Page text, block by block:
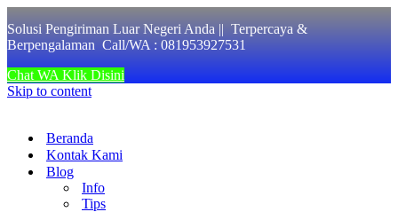
Solusi Pengiriman Luar Negeri Anda || Terpercaya &
Berpengalaman Call/WA : 081953927531
Chat WA Klik Disini
Skip to content
Beranda
Kontak Kami
Blog
Info
Tips